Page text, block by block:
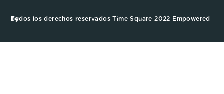
Todos los derechos reservados Time Square 2022 Empowered by